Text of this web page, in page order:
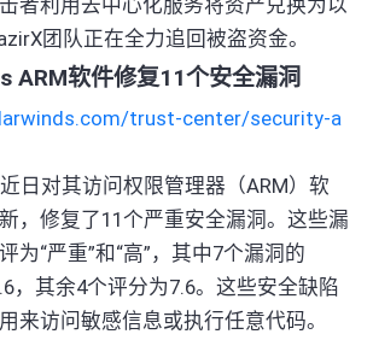
团队正在全力追回被盗资金。
ARM软件修复11个安全漏洞
trust-center/security-a
日对其访问权限管理器（ARM）软
，修复了11个严重安全漏洞。这些漏
为“严重”和“高”，其中7个漏洞的
，其余4个评分为7.6。这些安全缺陷
来访问敏感信息或执行任意代码。